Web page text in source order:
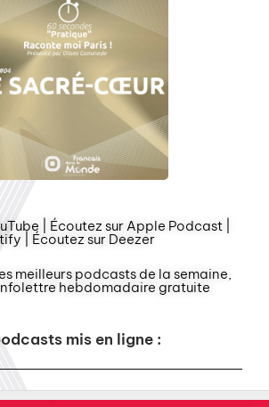
| Écoutez sur Apple Podcast |
| Écoutez sur Deezer
meilleurs podcasts de la semaine,
hebdomadaire gratuite
mis en ligne :